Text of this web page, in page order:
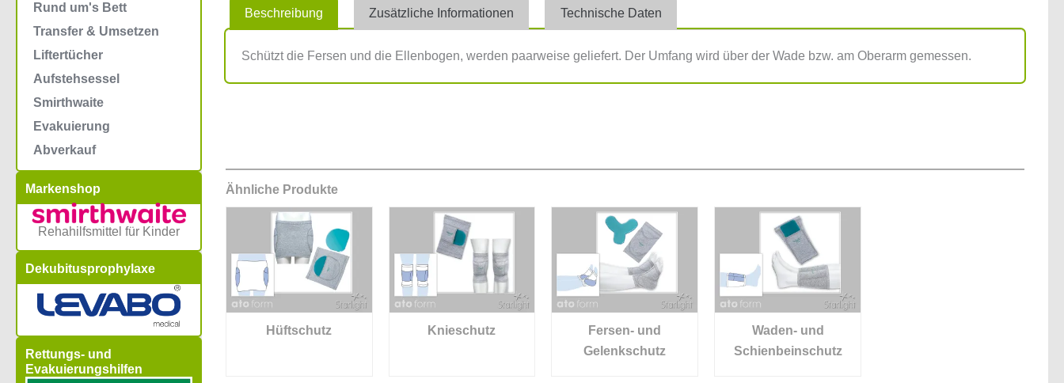
Rund um's Bett
Transfer & Umsetzen
Liftertücher
Aufstehsessel
Smirthwaite
Evakuierung
Abverkauf
Markenshop
Rehahilfsmittel für Kinder
Dekubitusprophylaxe
Rettungs- und
Evakuierungshilfen
Beschreibung Zusätzliche Informationen Technische Daten
Schützt die Fersen und die Ellenbogen, werden paarweise geliefert. Der Umfang wird über der Wade bzw. am Oberarm gemessen.
Ähnliche Produkte
Hüftschutz Knieschutz
Fersen- und
Gelenkschutz
Waden- und
Schienbeinschutz